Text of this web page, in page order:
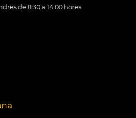
de 8:30 a 14:00 hores